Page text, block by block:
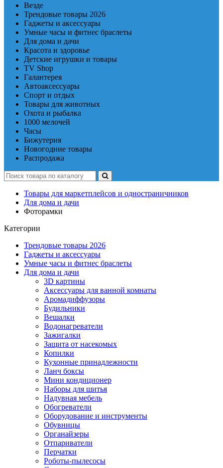
Везде
Трендовые товары 2026
Гаджеты и аксессуары
Умные часы и фитнес браслеты
Для дома и дачи
Красота и здоровье
Детские игрушки и товары
TV Shop
Галантерея
Автоаксессуары
Спорт и отдых
Товары для животных
Охота и рыбалка
1000 мелочей
Часы
Бижутерия
Новогодние товары
Распродажа
Товары для маркетплейсов и одностраничников
Для дома и дачи
Фоторамки
Категории
Трендовые товары 2026
Гаджеты и аксессуары
Умные часы и фитнес браслеты
Для дома и дачи
3D картины
Аксессуары для ванной комнаты
Аромадиффузоры
Будильники
Вешалки
Водонагреватели
Зажигалки
Защита от насекомых
Копилки
Кухонные принадлежности
Ланч боксы
Мини кондиционер
Наборы для шитья
Надувная мебель
Обогреватели
Оборудование и инструменты
Обувницы
Органайзеры
Отпариватели
Перчатки
Роботы-пылесосы